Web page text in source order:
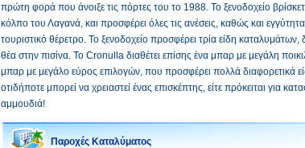
πρώτη φορά που άνοιξε τις πόρτες του το 1988. Το ξενοδοχείο
κόλπο του Λαγανά, και προσφέρει όλες τις ανέσεις, καθώς και
τουριστικό θέρετρο. Το ξενοδοχείο προσφέρει τρία είδη
θέα στην πισίνα. Το Cronulla διαθέτει επίσης ένα μπαρ με μεγάλη
μπαρ με μεγάλο εύρος επιλογών, που προσφέρει πολλά διαφορετικά
οτιδήποτε μπορεί να χρειαστεί ένας επισκέπτης, είτε πρόκειται για
αμμουδιά!
Παροχές Καταλύματος